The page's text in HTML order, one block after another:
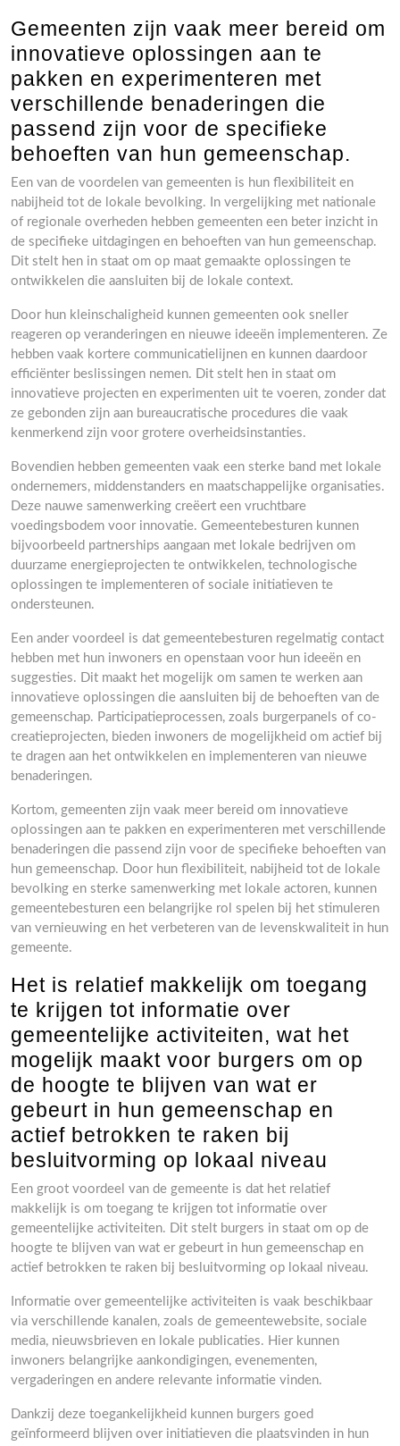
Gemeenten zijn vaak meer bereid om
innovatieve oplossingen aan te
pakken en experimenteren met
verschillende benaderingen die
passend zijn voor de specifieke
behoeften van hun gemeenschap.
Een van de voordelen van gemeenten is hun flexibiliteit en
nabijheid tot de lokale bevolking. In vergelijking met nationale
of regionale overheden hebben gemeenten een beter inzicht in
de specifieke uitdagingen en behoeften van hun gemeenschap.
Dit stelt hen in staat om op maat gemaakte oplossingen te
ontwikkelen die aansluiten bij de lokale context.
Door hun kleinschaligheid kunnen gemeenten ook sneller
reageren op veranderingen en nieuwe ideeën implementeren. Ze
hebben vaak kortere communicatielijnen en kunnen daardoor
efficiënter beslissingen nemen. Dit stelt hen in staat om
innovatieve projecten en experimenten uit te voeren, zonder dat
ze gebonden zijn aan bureaucratische procedures die vaak
kenmerkend zijn voor grotere overheidsinstanties.
Bovendien hebben gemeenten vaak een sterke band met lokale
ondernemers, middenstanders en maatschappelijke organisaties.
Deze nauwe samenwerking creëert een vruchtbare
voedingsbodem voor innovatie. Gemeentebesturen kunnen
bijvoorbeeld partnerships aangaan met lokale bedrijven om
duurzame energieprojecten te ontwikkelen, technologische
oplossingen te implementeren of sociale initiatieven te
ondersteunen.
Een ander voordeel is dat gemeentebesturen regelmatig contact
hebben met hun inwoners en openstaan voor hun ideeën en
suggesties. Dit maakt het mogelijk om samen te werken aan
innovatieve oplossingen die aansluiten bij de behoeften van de
gemeenschap. Participatieprocessen, zoals burgerpanels of co-
creatieprojecten, bieden inwoners de mogelijkheid om actief bij
te dragen aan het ontwikkelen en implementeren van nieuwe
benaderingen.
Kortom, gemeenten zijn vaak meer bereid om innovatieve
oplossingen aan te pakken en experimenteren met verschillende
benaderingen die passend zijn voor de specifieke behoeften van
hun gemeenschap. Door hun flexibiliteit, nabijheid tot de lokale
bevolking en sterke samenwerking met lokale actoren, kunnen
gemeentebesturen een belangrijke rol spelen bij het stimuleren
van vernieuwing en het verbeteren van de levenskwaliteit in hun
gemeente.
Het is relatief makkelijk om toegang
te krijgen tot informatie over
gemeentelijke activiteiten, wat het
mogelijk maakt voor burgers om op
de hoogte te blijven van wat er
gebeurt in hun gemeenschap en
actief betrokken te raken bij
besluitvorming op lokaal niveau
Een groot voordeel van de gemeente is dat het relatief
makkelijk is om toegang te krijgen tot informatie over
gemeentelijke activiteiten. Dit stelt burgers in staat om op de
hoogte te blijven van wat er gebeurt in hun gemeenschap en
actief betrokken te raken bij besluitvorming op lokaal niveau.
Informatie over gemeentelijke activiteiten is vaak beschikbaar
via verschillende kanalen, zoals de gemeentewebsite, sociale
media, nieuwsbrieven en lokale publicaties. Hier kunnen
inwoners belangrijke aankondigingen, evenementen,
vergaderingen en andere relevante informatie vinden.
Dankzij deze toegankelijkheid kunnen burgers goed
geïnformeerd blijven over initiatieven die plaatsvinden in hun